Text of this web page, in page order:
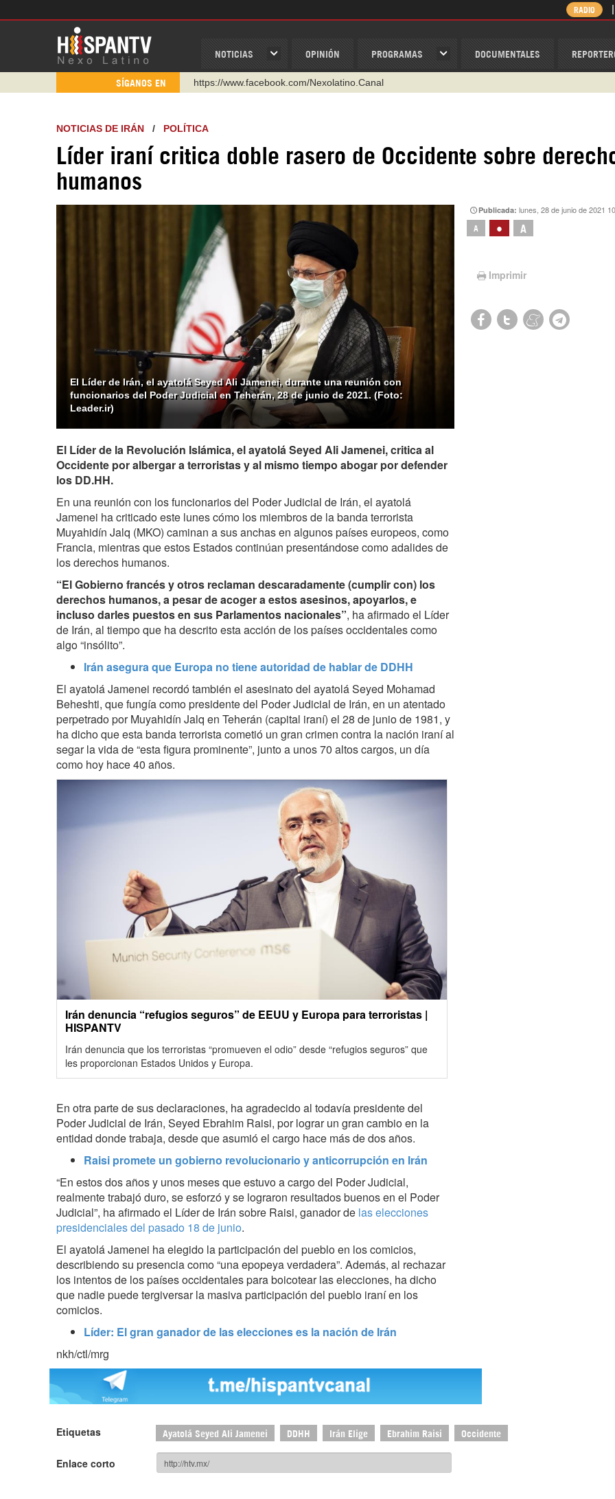
NOTICIAS OPINIÓN PROGRAMAS DOCUMENTALES
RADIO
SÍGANOS EN
https://www.facebook.com/Nexolatino.Canal
https://urmedium.com/c/hispantv
Instagram como: hispan_tv
NOTICIAS DE IRÁN / POLÍTICA
Líder iraní critica doble rasero de Occidente sobre
humanos
El Líder de Irán, el ayatolá Seyed Ali Jamenei, durante una reunión con
funcionarios del Poder Judicial en Teherán, 28 de junio de 2021. (Foto:
Leader.ir)
Publicada:lunes, 28 de junio de 2021
A • A
Imprimir
El Líder de la Revolución Islámica, el ayatolá Seyed Ali Jamenei, critica al
Occidente por albergar a terroristas y al mismo tiempo abogar por defender
los DD.HH.
En una reunión con los funcionarios del Poder Judicial de Irán, el ayatolá
Jamenei ha criticado este lunes cómo los miembros de la banda terrorista
Muyahidín Jalq (MKO) caminan a sus anchas en algunos países europeos, como
Francia, mientras que estos Estados continúan presentándose como adalides de
los derechos humanos.
“El Gobierno francés y otros reclaman descaradamente (cumplir con) los
derechos humanos, a pesar de acoger a estos asesinos, apoyarlos, e
incluso darles puestos en sus Parlamentos nacionales”, ha afirmado el Líder
de Irán, al tiempo que ha descrito esta acción de los países occidentales como
algo “insólito”.
Irán asegura que Europa no tiene autoridad de hablar de DDHH
El ayatolá Jamenei recordó también el asesinato del ayatolá Seyed Mohamad
Beheshti, que fungía como presidente del Poder Judicial de Irán, en un atentado
perpetrado por Muyahidín Jalq en Teherán (capital iraní) el 28 de junio de 1981, y
ha dicho que esta banda terrorista cometió un gran crimen contra la nación iraní al
segar la vida de “esta figura prominente”, junto a unos 70 altos cargos, un día
como hoy hace 40 años.
Irán denuncia “refugios seguros” de EEUU y Europa para terroristas |
HISPANTV
Irán denuncia que los terroristas “promueven el odio” desde “refugios seguros” que
les proporcionan Estados Unidos y Europa.
En otra parte de sus declaraciones, ha agradecido al todavía presidente del
Poder Judicial de Irán, Seyed Ebrahim Raisi, por lograr un gran cambio en la
entidad donde trabaja, desde que asumió el cargo hace más de dos años.
Raisi promete un gobierno revolucionario y anticorrupción en Irán
“En estos dos años y unos meses que estuvo a cargo del Poder Judicial,
realmente trabajó duro, se esforzó y se lograron resultados buenos en el Poder
Judicial”, ha afirmado el Líder de Irán sobre Raisi, ganador de las elecciones
presidenciales del pasado 18 de junio.
El ayatolá Jamenei ha elegido la participación del pueblo en los comicios,
describiendo su presencia como “una epopeya verdadera”. Además, al rechazar
los intentos de los países occidentales para boicotear las elecciones, ha dicho
que nadie puede tergiversar la masiva participación del pueblo iraní en los
comicios.
Líder: El gran ganador de las elecciones es la nación de Irán
nkh/ctl/mrg
Etiquetas Ayatolá Seyed Ali Jamenei DDHH Irán Elige Ebrahim Raisi Occidente
Enlace corto